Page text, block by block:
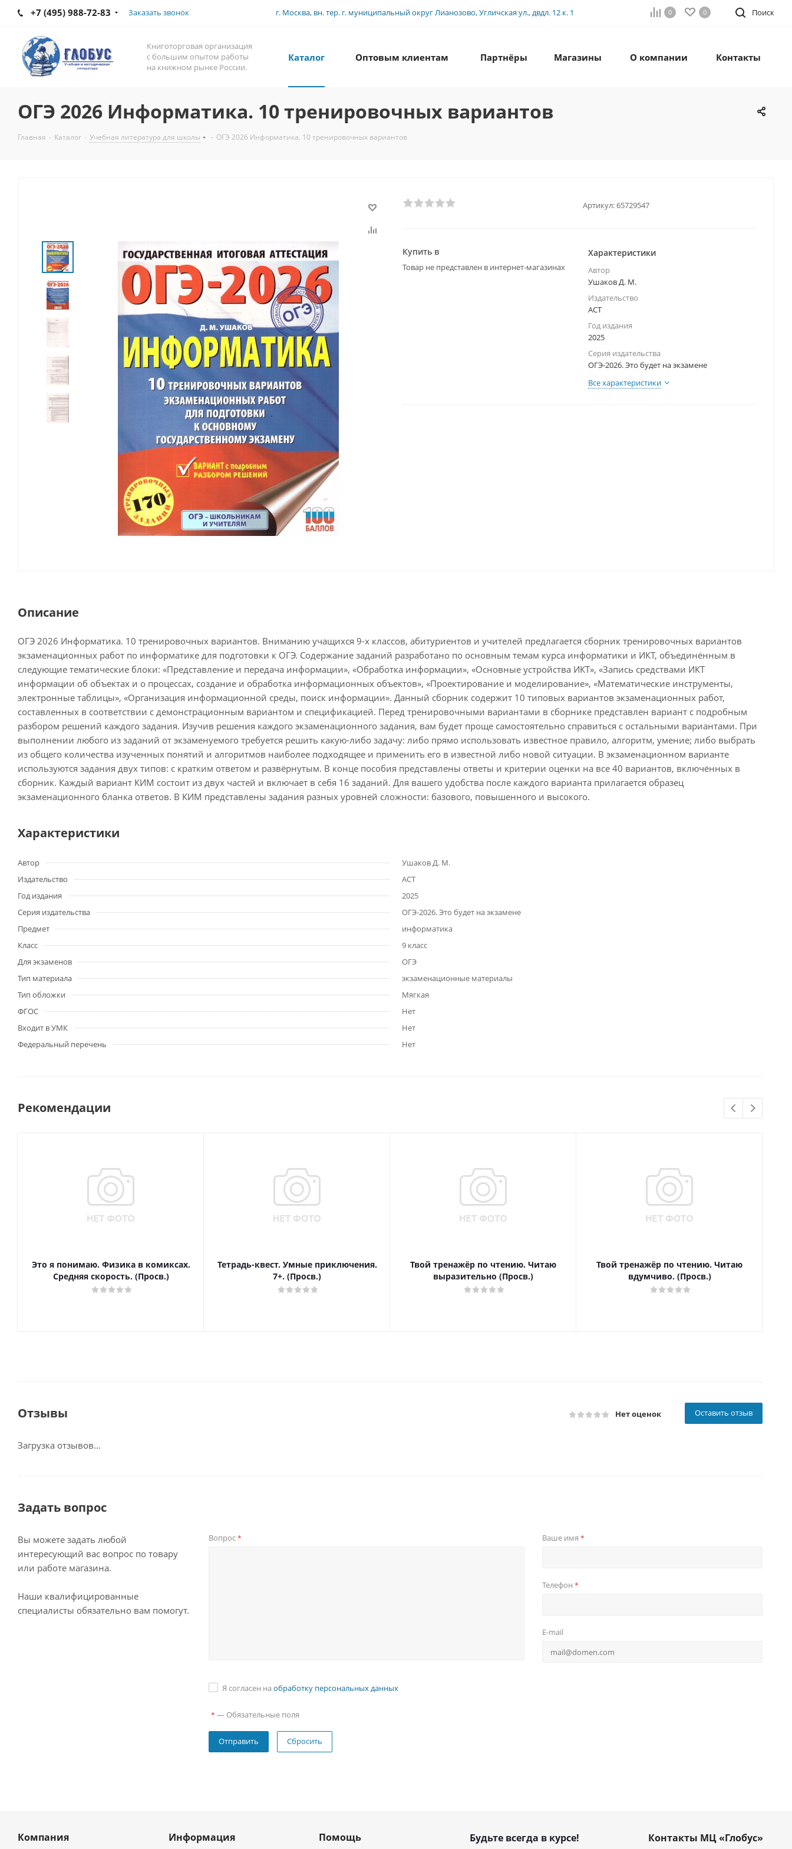
+7 (495) 988-72-83 Заказать звонок г. Москва, вн. тер. г. муниципальный округ Лианозово, Угличская ул., двдл. 12 к. 1 Поиск
0 0
Книготорговая организация
с большим опытом работы
на книжном рынке России.
Каталог Оптовым клиентам Партнёры Магазины О компании Контакты
ОГЭ 2026 Информатика. 10 тренировочных вариантов
Главная - Каталог - Учебная литература для школы - ОГЭ 2026 Информатика. 10 тренировочных вариантов
Артикул:65729547
Купить в
Товар не представлен в интернет-магазинах
Характеристики
Автор
Ушаков Д. М.
Издательство
АСТ
Год издания
2025
Серия издательства
ОГЭ-2026. Это будет на экзамене
Все характеристики
Описание
ОГЭ 2026 Информатика. 10 тренировочных вариантов. Вниманию учащихся 9-х классов, абитуриентов и учителей предлагается сборник тренировочных вариантов
экзаменационных работ по информатике для подготовки к ОГЭ. Содержание заданий разработано по основным темам курса информатики и ИКТ, объединённым в
следующие тематические блоки: «Представление и передача информации», «Обработка информации», «Основные устройства ИКТ», «Запись средствами ИКТ
информации об объектах и о процессах, создание и обработка информационных объектов», «Проектирование и моделирование», «Математические инструменты,
электронные таблицы», «Организация информационной среды, поиск информации». Данный сборник содержит 10 типовых вариантов экзаменационных работ,
составленных в соответствии с демонстрационным вариантом и спецификацией. Перед тренировочными вариантами в сборнике представлен вариант с подробным
разбором решений каждого задания. Изучив решения каждого экзаменационного задания, вам будет проще самостоятельно справиться с остальными вариантами. При
выполнении любого из заданий от экзаменуемого требуется решить какую-либо задачу: либо прямо использовать известное правило, алгоритм, умение; либо выбрать
из общего количества изученных понятий и алгоритмов наиболее подходящее и применить его в известной либо новой ситуации. В экзаменационном варианте
используются задания двух типов: с кратким ответом и развёрнутым. В конце пособия представлены ответы и критерии оценки на все 40 вариантов, включённых в
сборник. Каждый вариант КИМ состоит из двух частей и включает в себя 16 заданий. Для вашего удобства после каждого варианта прилагается образец
экзаменационного бланка ответов. В КИМ представлены задания разных уровней сложности: базового, повышенного и высокого.
Характеристики
Автор
Ушаков Д. М.
Издательство
АСТ
Год издания
2025
Серия издательства
ОГЭ-2026. Это будет на экзамене
Предмет
информатика
Класс
9 класс
Для экзаменов
ОГЭ
Тип материала
экзаменационные материалы
Тип обложки
Мягкая
ФГОС
Нет
Входит в УМК
Нет
Федеральный перечень
Нет
Рекомендации
Это я понимаю. Физика в комиксах.
Средняя скорость. (Просв.)
Тетрадь-квест. Умные приключения.
7+. (Просв.)
Твой тренажёр по чтению. Читаю
выразительно (Просв.)
Твой тренажёр по чтению. Читаю
вдумчиво. (Просв.)
Отзывы Нет оценок Оставить отзыв
Загрузка отзывов...
Задать вопрос
Вы можете задать любой
интересующий вас вопрос по товару
или работе магазина.
Наши квалифицированные
специалисты обязательно вам помогут.
Вопрос* Ваше имя *
Телефон *
E-mail
Я согласен на обработку персональных данных
* — Обязательные поля
Сбросить
Компания Информация Помощь Будьте всегда в курсе! Контакты МЦ «Глобус»